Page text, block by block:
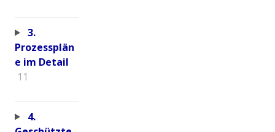
3.
Prozessplän
e im Detail
11
4.